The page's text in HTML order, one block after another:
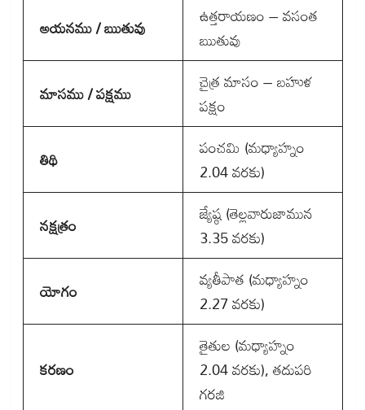
అయనము / ఋతువు
ఉత్తరాయణం – వసంత
ఋతువు
మాసము / పక్షము
చైత్ర మాసం – బహుళ
పక్షం
తిథి
పంచమి (మధ్యాహ్నం
2.04 వరకు)
నక్షత్రం
జ్యేష్ఠ (తెల్లవారుజామున
3.35 వరకు)
యోగం
వ్యతీపాత (మధ్యాహ్నం
2.27 వరకు)
కరణం
తైతుల (మధ్యాహ్నం
2.04 వరకు), తదుపరి
గరజి